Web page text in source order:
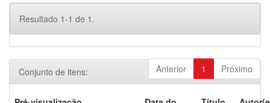
Resultado 1-1 de 1.
Anterior 1 Próximo
Conjunto de itens: